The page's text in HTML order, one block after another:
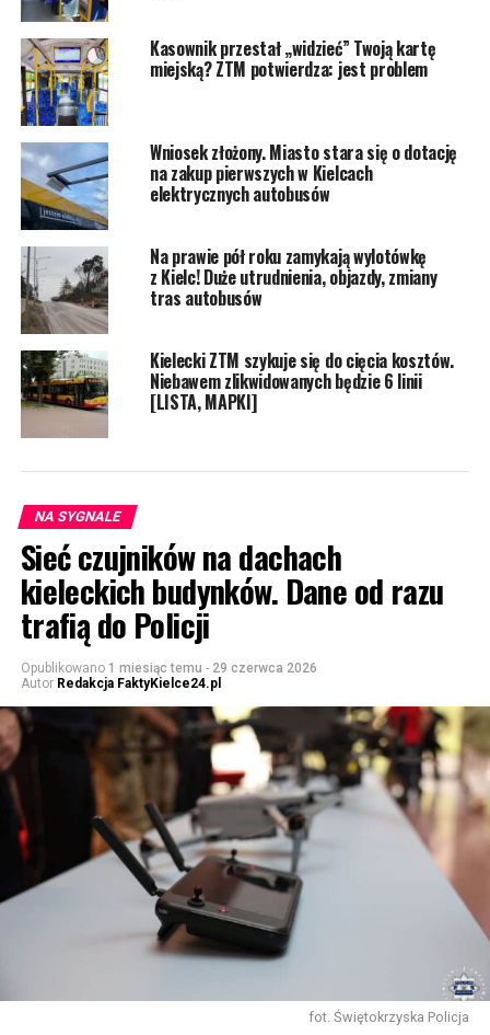
Kasownik przestał „widzieć” Twoją kartę
miejską? ZTM potwierdza: jest problem
Wniosek złożony. Miasto stara się o dotację
na zakup pierwszych w Kielcach
elektrycznych autobusów
Na prawie pół roku zamykają wylotówkę
z Kielc! Duże utrudnienia, objazdy, zmiany
tras autobusów
Kielecki ZTM szykuje się do cięcia kosztów.
Niebawem zlikwidowanych będzie 6 linii
[LISTA, MAPKI]
NA SYGNALE
Sieć czujników na dachach
kieleckich budynków. Dane od razu
trafią do Policji
Opublikowano 1 miesiąc temu - 29 czerwca 2026
Autor Redakcja FaktyKielce24.pl
fot. Świętokrzyska Policja